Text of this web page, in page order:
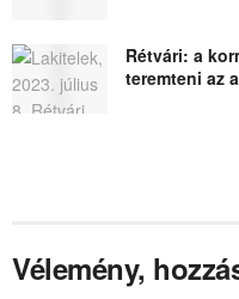
Rétvári: a
teremteni az
Vélemény,